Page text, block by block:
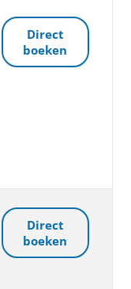
Direct
boeken
Direct
boeken